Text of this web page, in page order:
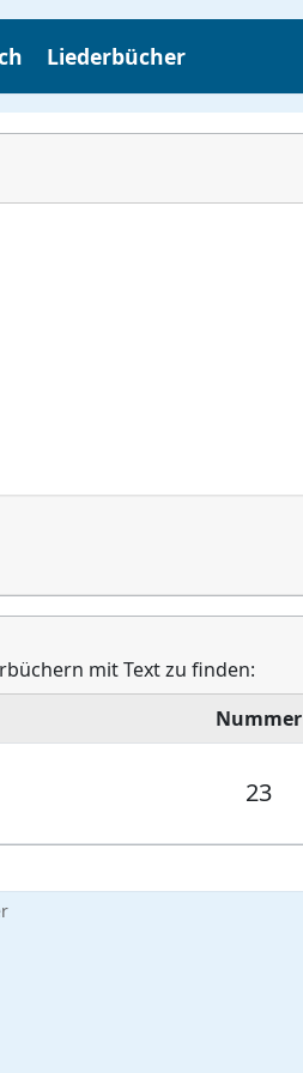
Liederbücher
mit Text zu finden:
Nummer
23